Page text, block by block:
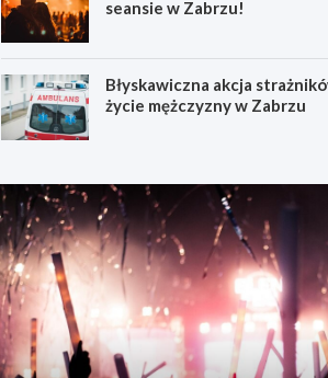
seansie w Zabrzu!
Błyskawiczna akcja
życie mężczyzny w Zabrzu